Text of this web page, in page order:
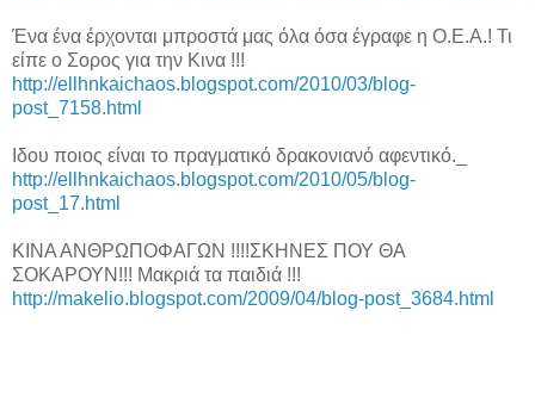
Ένα ένα έρχονται μπροστά μας όλα όσα έγραφε η Ο.Ε.Α.! Τι
είπε ο Σορος για την Κινα !!!
http://ellhnkaichaos.blogspot.com/2010/03/blog-
post_7158.html
Ιδου ποιος είναι το πραγματικό δρακονιανό αφεντικό._
http://ellhnkaichaos.blogspot.com/2010/05/blog-
post_17.html
ΚΙΝΑ ΑΝΘΡΩΠΟΦΑΓΩΝ !!!!ΣΚΗΝΕΣ ΠΟΥ ΘΑ
ΣΟΚΑΡΟΥΝ!!! Μακριά τα παιδιά !!!
http://makelio.blogspot.com/2009/04/blog-post_3684.html